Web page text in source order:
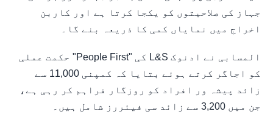
جہاز کی صلاحیتوں کو یکجا کرتا ہے اور کاربن
اخراج میں نمایاں کمی کا ذریعہ بنے گا۔
المسابی نے ادنوک L&S کی "People First" حکمت عملی
کو اجاگر کرتے ہوئے بتایا کہ کمپنی 11,000 سے
زائد پیشہ ور افراد کو روزگار فراہم کر رہی ہے،
جن میں 3,200 سے زائد سی فیئررز شامل ہیں۔